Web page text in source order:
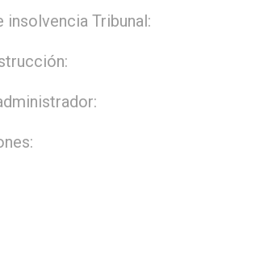
insolvencia Tribunal: